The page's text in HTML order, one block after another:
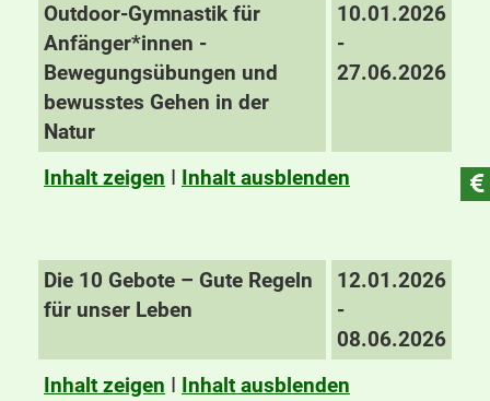
Outdoor-Gymnastik für
Anfänger*innen -
Bewegungsübungen und
bewusstes Gehen in der
Natur
10.01.2026
-
27.06.2026
Inhalt zeigen I Inhalt ausblenden
Die 10 Gebote – Gute Regeln
für unser Leben
12.01.2026
-
08.06.2026
Inhalt zeigen I Inhalt ausblenden